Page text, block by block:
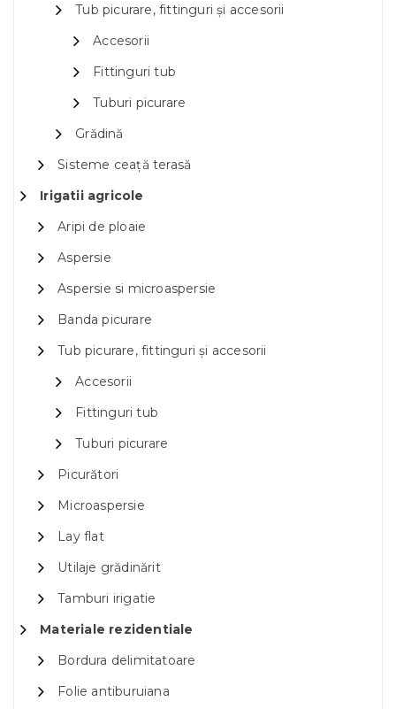
Tub picurare, fittinguri și accesorii
Accesorii
Fittinguri tub
Tuburi picurare
Grădină
Sisteme ceață terasă
Irigatii agricole
Aripi de ploaie
Aspersie
Aspersie si microaspersie
Banda picurare
Tub picurare, fittinguri și accesorii
Accesorii
Fittinguri tub
Tuburi picurare
Picurători
Microaspersie
Lay flat
Utilaje grădinărit
Tamburi irigatie
Materiale rezidentiale
Bordura delimitatoare
Folie antiburuiana